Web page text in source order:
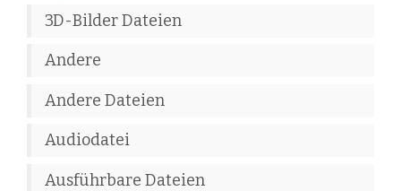
3D-Bilder Dateien
Andere
Andere Dateien
Audiodatei
Ausführbare Dateien